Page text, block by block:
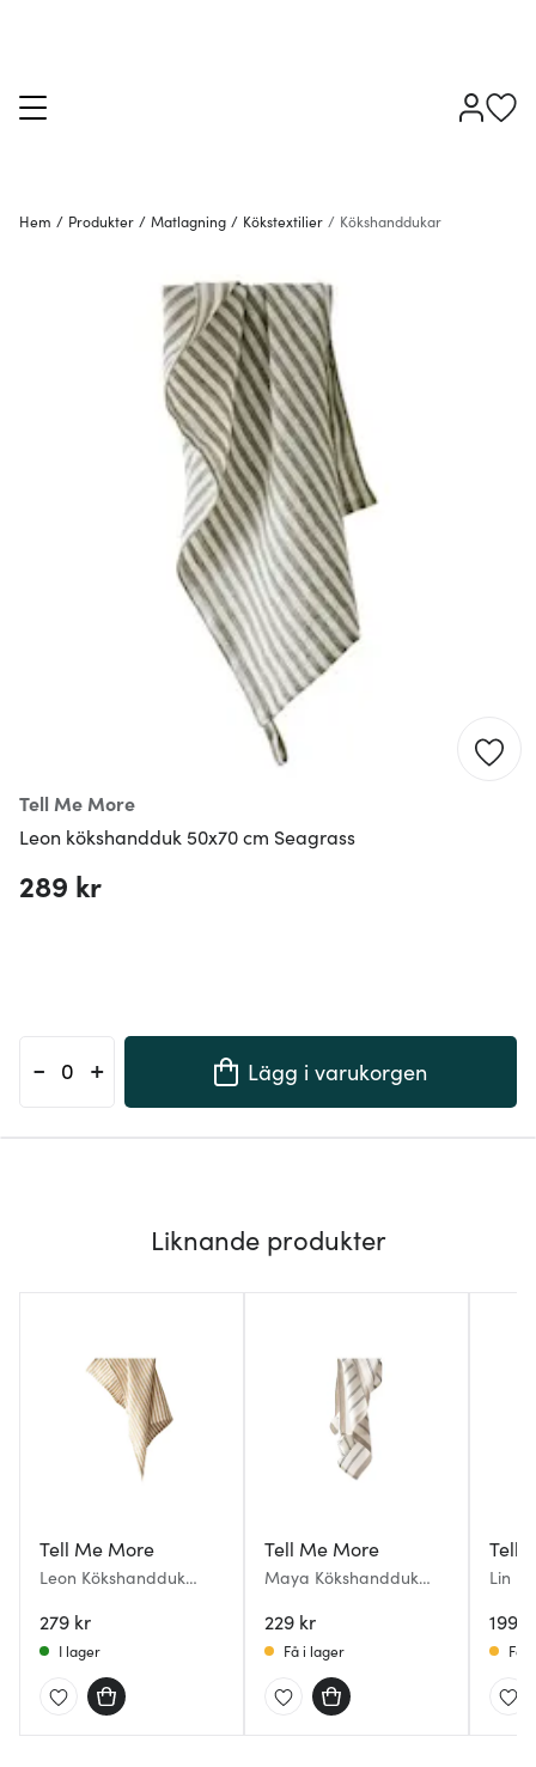
Hem / Produkter / Matlagning / Kökstextilier / Kökshanddukar
Tell Me More
Leon kökshandduk 50x70 cm Seagrass
289 kr
- + Lägg i varukorgen
Liknande produkter
Tell Me More
Leon Kökshandduk
279 kr
I lager
Tell Me More
Maya Kökshandduk
229 kr
Få i lager
Tell
Lin
199
Få